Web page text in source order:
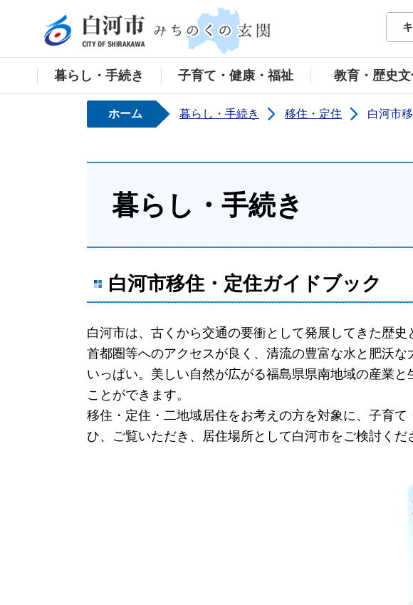
白河市公式ホームペー
暮らし・手続き 子育て・健康・福祉 教育・歴史
ホーム 暮らし・手続き 移住・定住 白河市
暮らし・手続き
白河市移住・定住ガイドブック
白河市は、古くから交通の要衝として発展してきた歴史
首都圏等へのアクセスが良く、清流の豊富な水と肥沃
いっぱい。美しい自然が広がる福島県県南地域の産業
ことができます。
移住・定住・二地域居住をお考えの方を対象に、子育
ひ、ご覧いただき、居住場所として白河市をご検討くだ